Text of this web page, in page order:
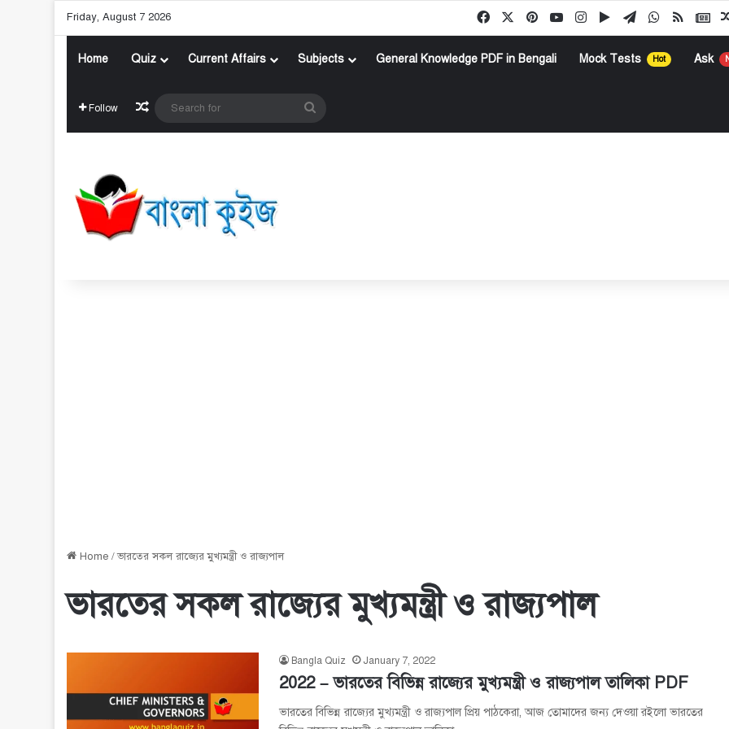
Friday, August 7 2026 FacebookPinterestYouTubeInstagramGoogle Play
TelegramWhatsApp
RSS
Home Quiz Current Affairs Subjects General Knowledge PDF in Bengali Mock Tests Hot Ask
Follow Random Article
for
Home / ভারতের সকল রাজ্যের মুখ্যমন্ত্রী ও রাজ্যপাল
ভারতের সকল রাজ্যের মুখ্যমন্ত্রী ও রাজ্যপাল
Bangla Quiz January 7, 2022
2022 – ভারতের বিভিন্ন রাজ্যের মুখ্যমন্ত্রী ও রাজ্যপাল তালিকা PDF
ভারতের বিভিন্ন রাজ্যের মুখ্যমন্ত্রী ও রাজ্যপাল প্রিয় পাঠকেরা, আজ তোমাদের জন্য দেওয়া রইলো ভারতের